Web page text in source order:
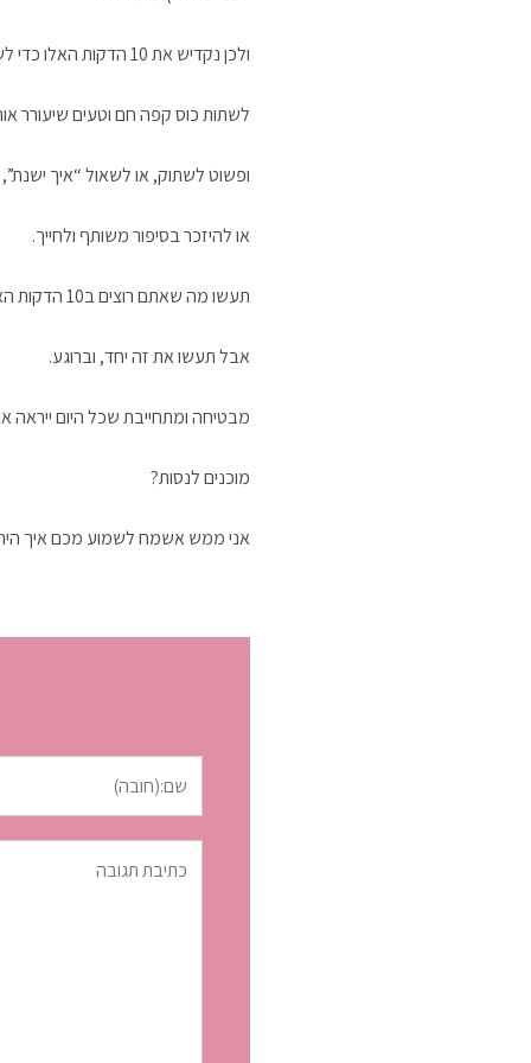
ולכן נקדיש את 10 הדקות האלו כדי לשבת יחד,
לשתות כוס קפה חם וטעים שיעורר
ופשוט לשתוק, או לשאול “איך ישנת”,
או להיזכר בסיפור משותף ולחייך.
תעשו מה שאתם רוצים ב10 הדקות האלו,
אבל תעשו את זה יחד, וברוגע.
מבטיחה ומתחייבת שכל היום ייראה
מוכנים לנסות?
אני ממש אשמח לשמוע מכם איך